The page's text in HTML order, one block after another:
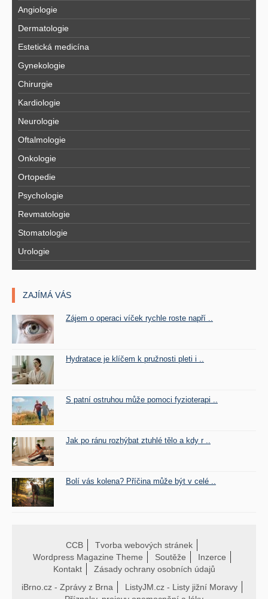
Angiologie
Dermatologie
Estetická medicína
Gynekologie
Chirurgie
Kardiologie
Neurologie
Oftalmologie
Onkologie
Ortopedie
Psychologie
Revmatologie
Stomatologie
Urologie
ZAJÍMÁ VÁS
Zájem o operaci víček rychle roste napří ..
Hydratace je klíčem k pružnosti pleti i ..
S patní ostruhou může pomoci fyzioterapi ..
Jak po ránu rozhýbat ztuhlé tělo a kdy r ..
Bolí vás kolena? Příčina může být v celé ..
CCB
Tvorba webových stránek
Wordpress Magazine Theme
Soutěže
Inzerce
Kontakt
Zásady ochrany osobních údajů
iBrno.cz - Zprávy z Brna
ListyJM.cz - Listy jižní Moravy